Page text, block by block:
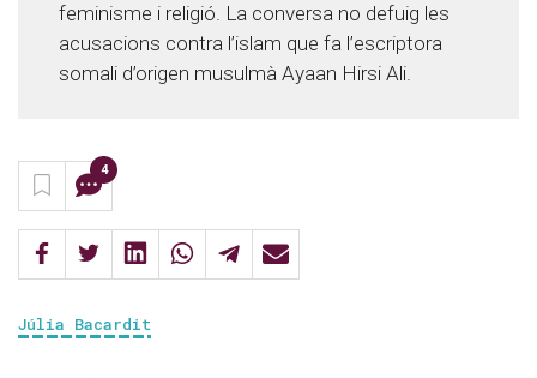
feminisme i religió. La conversa no defuig les
acusacions contra l’islam que fa l’escriptora
somali d’origen musulmà Ayaan Hirsi Ali.
4
Júlia Bacardit